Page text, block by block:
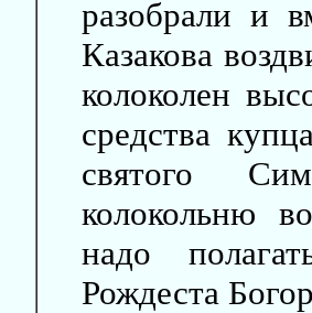
разобрали и
Казакова
колоколен
средства
святого
колокольню
надо
Рождеста